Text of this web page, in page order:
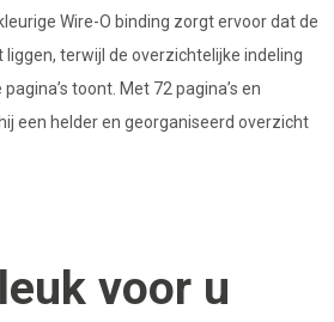
Wire-O binding zorgt ervoor dat de
terwijl de overzichtelijke indeling
toont. Met 72 pagina’s en
een helder en georganiseerd overzicht
leuk voor u